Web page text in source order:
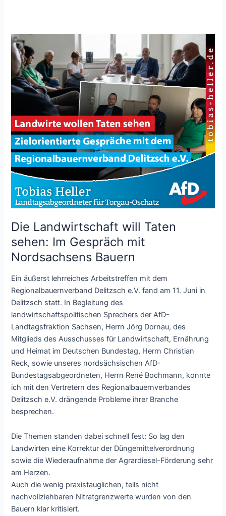
Die Landwirtschaft will Taten
sehen: Im Gespräch mit
Nordsachsens Bauern
Ein äußerst lehrreiches Arbeitstreffen mit dem
Regionalbauernverband Delitzsch e.V. fand am 11. Juni in
Delitzsch statt. In Begleitung des
landwirtschaftspolitischen Sprechers der AfD-
Landtagsfraktion Sachsen, Herrn Jörg Dornau, des
Mitglieds des Ausschusses für Landwirtschaft, Ernährung
und Heimat im Deutschen Bundestag, Herrn Christian
Reck, sowie unseres nordsächsischen AfD-
Bundestagsabgeordneten, Herrn René Bochmann, konnte
ich mit den Vertretern des Regionalbauernverbandes
Delitzsch e.V. drängende Probleme ihrer Branche
besprechen.
Die Themen standen dabei schnell fest: So lag den
Landwirten eine Korrektur der Düngemittelverordnung
sowie die Wiederaufnahme der Agrardiesel-Förderung sehr
am Herzen.
Auch die wenig praxistauglichen, teils nicht
nachvollziehbaren Nitratgrenzwerte wurden von den
Bauern klar kritisiert.